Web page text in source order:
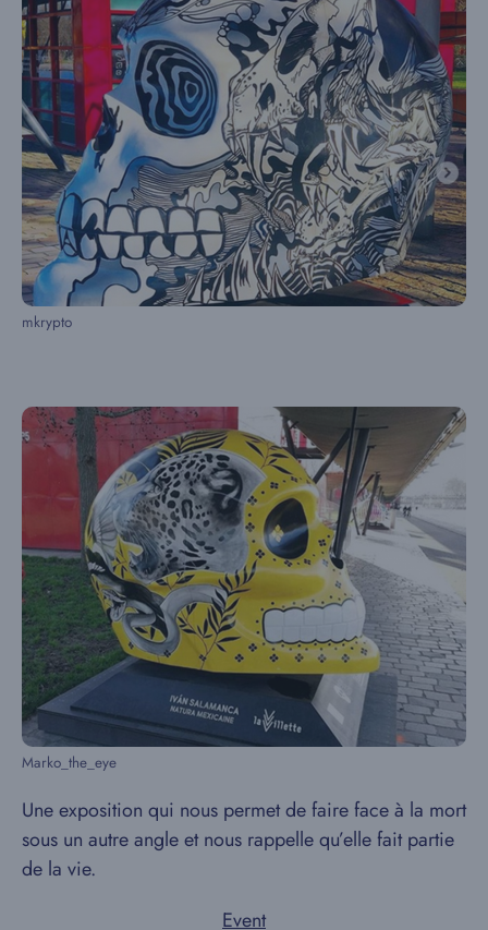
mkrypto
Marko_the_eye
Une exposition qui nous permet de faire face à la mort
sous un autre angle et nous rappelle qu’elle fait partie
de la vie.
Event